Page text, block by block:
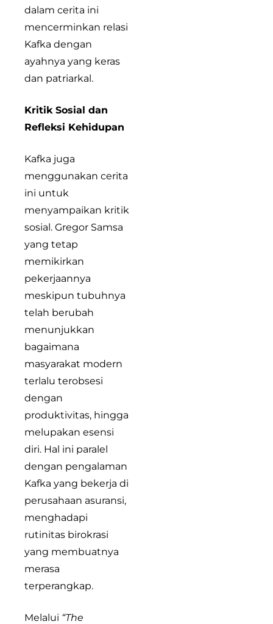
dalam cerita ini
mencerminkan relasi
Kafka dengan
ayahnya yang keras
dan patriarkal.
Kritik Sosial dan
Refleksi Kehidupan
Kafka juga
menggunakan cerita
ini untuk
menyampaikan kritik
sosial. Gregor Samsa
yang tetap
memikirkan
pekerjaannya
meskipun tubuhnya
telah berubah
menunjukkan
bagaimana
masyarakat modern
terlalu terobsesi
dengan
produktivitas, hingga
melupakan esensi
diri. Hal ini paralel
dengan pengalaman
Kafka yang bekerja di
perusahaan asuransi,
menghadapi
rutinitas birokrasi
yang membuatnya
merasa
terperangkap.
Melalui “The